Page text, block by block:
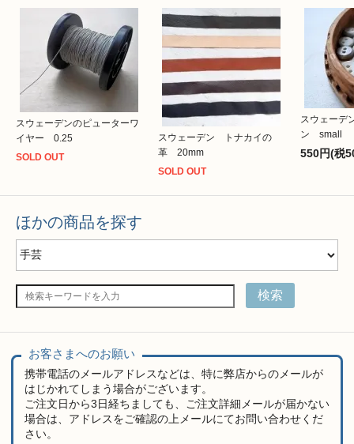
スウェーデンのピューターワ
イヤー 0.25
SOLD OUT
スウェーデン トナカイの
革 20mm
SOLD OUT
スウェーデ
ン small
550円(税
ほかの商品を探す
検索
お客さまへのお願い
携帯電話のメールアドレスなどは、特に弊店からのメールが
はじかれてしまう場合がございます。
ご注文日から3日経ちましても、ご注文詳細メールが届かない
場合は、アドレスをご確認の上メールにてお問い合わせくだ
さい。